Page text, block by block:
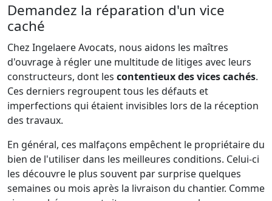
Demandez la réparation d'un vice
caché
Chez Ingelaere Avocats, nous aidons les maîtres
d'ouvrage à régler une multitude de litiges avec leurs
constructeurs, dont les contentieux des vices cachés.
Ces derniers regroupent tous les défauts et
imperfections qui étaient invisibles lors de la réception
des travaux.
En général, ces malfaçons empêchent le propriétaire du
bien de l'utiliser dans les meilleures conditions. Celui-ci
les découvre le plus souvent par surprise quelques
semaines ou mois après la livraison du chantier. Comme